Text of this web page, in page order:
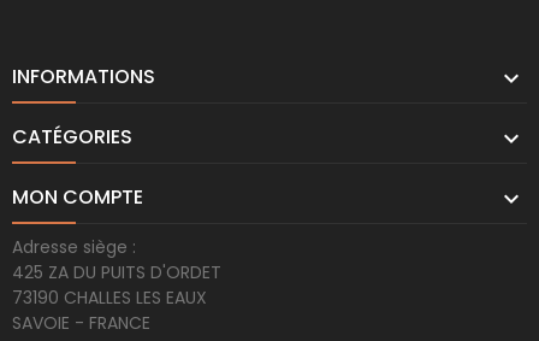
INFORMATIONS 
CATÉGORIES 
MON COMPTE 
Adresse siège :
425 ZA DU PUITS D'ORDET
73190 CHALLES LES EAUX
SAVOIE - FRANCE